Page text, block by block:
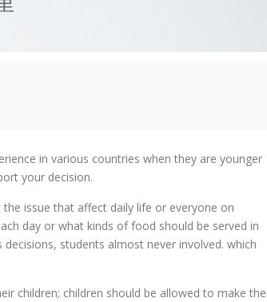
in various countries when they are younger
your decision.
issue that affect daily life or everyone on
day or what kinds of food should be served in
students almost never involved. which
children; children should be allowed to make